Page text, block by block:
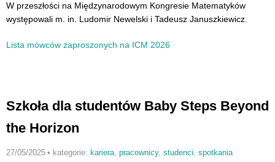
W przeszłości na Międzynarodowym Kongresie Matematyków
występowali m. in. Ludomir Newelski i Tadeusz Januszkiewicz.
Lista mówców zaproszonych na ICM 2026
Szkoła dla studentów Baby Steps Beyond
the Horizon
27/05/2025 • kategorie: kariera, pracownicy, studenci, spotkania